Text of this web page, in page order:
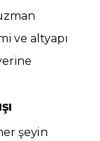
ve altyapı
şeyin